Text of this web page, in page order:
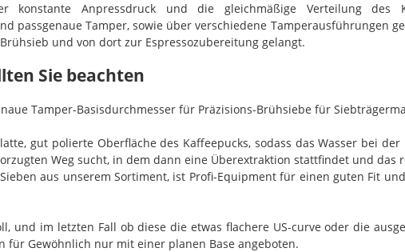
konstante Anpressdruck und die gleichmäßige Verteilung
passgenaue Tamper, sowie über verschiedene Tamperausführungen
und von dort zur Espressozubereitung gelangt.
Sie beachten
Tamper-Basisdurchmesser für Präzisions-Brühsiebe für
gut polierte Oberfläche des Kaffeepucks, sodass das Wasser bei
Weg sucht, in dem dann eine Überextraktion stattfindet und
aus unserem Sortiment, ist Profi-Equipment für einen guten Fit
und im letzten Fall ob diese die etwas flachere US-curve oder die
für Gewöhnlich nur mit einer planen Base angeboten.